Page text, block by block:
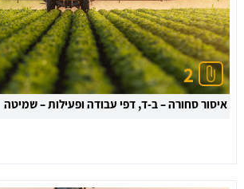
2
איסור סחורה – ב-ד, דפי עבודה ופעילות – שמיטה